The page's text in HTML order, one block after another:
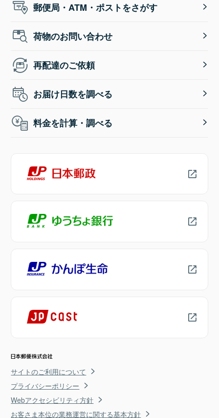
郵便局・ATM・ポストをさがす
荷物のお問い合わせ
再配達のご依頼
お届け日数を調べる
料金を計算・調べる
サイトのご利用について
プライバシーポリシー
Webアクセシビリティ方針
お客さま本位の業務運営に関する基本方針